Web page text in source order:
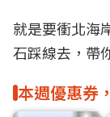
就是要衝北海
石踩線去，帶
本週優惠券